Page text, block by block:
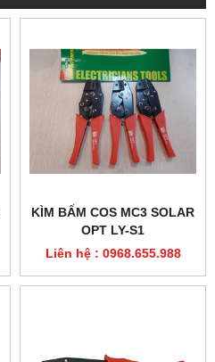
KÌM BẤM COS MC3 SOLAR
OPT LY-S1
Liên hệ : 0968.655.988